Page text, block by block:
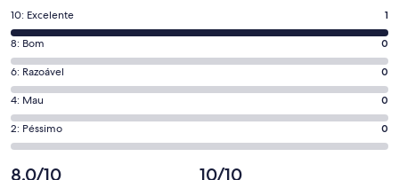
nova
janela
Pontuação
de
10,
o
que
significa
“Excelente”.
1
de
10: Excelente 1
Pontuação
de
8,
o
que
significa
0
8: Bom 0
Pontuação
de
6,
o
que
significa
6: Razoável 0
Pontuação
de
4,
que
4: Mau 0
Pontuação
de
2,
2: Péssimo 0
8,0/10 10/10